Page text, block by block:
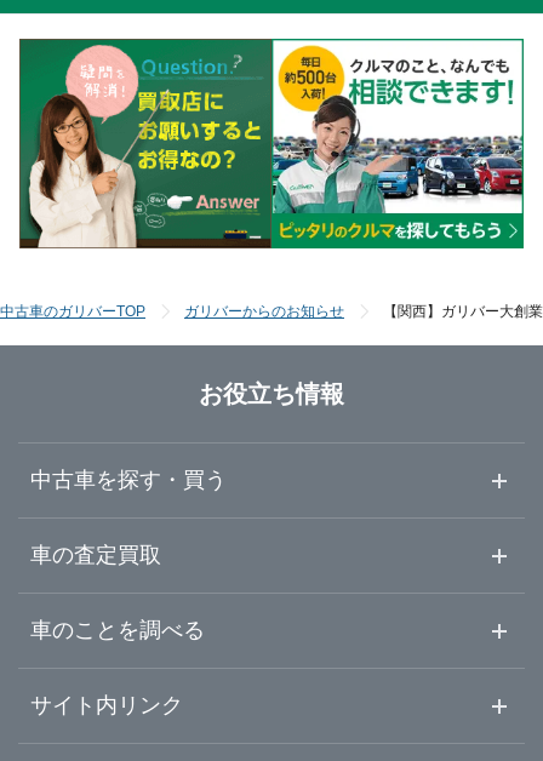
お客様のご都合に合わせた無料出張査定
お出かけのついでに無料店舗査定
手続きや代車などご売却時のサービス
ガリバーの車査定検査マニュアル
中古車の査定相場を調べる
あらかじめ用意しておくと便利 売却に必要な書
類は？
まだローンが残ってるんだけど…
中古車のガリバーTOP ガリバーからのお知らせ 【関西】ガリバー大創
お役立ち情報
中古車を探す・買う
中古車情報・中古車検索
初めての中古車購入ガイド
車の査定買取
車査定・車買取ならガリバー
ガリバーの査定が選ばれる理由
車のことを調べる
車初心者まとめ
サイト内リンク